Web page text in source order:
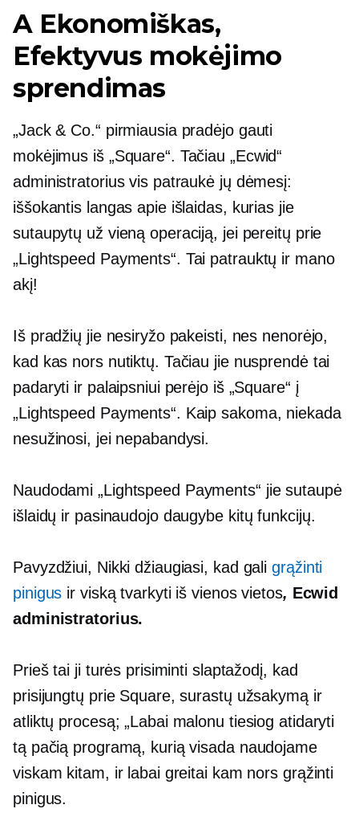
A Ekonomiškas,
Efektyvus mokėjimo
sprendimas
„Jack & Co.“ pirmiausia pradėjo gauti
mokėjimus iš „Square“. Tačiau „Ecwid“
administratorius vis patraukė jų dėmesį:
iššokantis langas apie išlaidas, kurias jie
sutaupytų už vieną operaciją, jei pereitų prie
„Lightspeed Payments“. Tai patrauktų ir mano
akį!
Iš pradžių jie nesiryžo pakeisti, nes nenorėjo,
kad kas nors nutiktų. Tačiau jie nusprendė tai
padaryti ir palaipsniui perėjo iš „Square“ į
„Lightspeed Payments“. Kaip sakoma, niekada
nesužinosi, jei nepabandysi.
Naudodami „Lightspeed Payments“ jie sutaupė
išlaidų ir pasinaudojo daugybe kitų funkcijų.
Pavyzdžiui, Nikki džiaugiasi, kad galigrąžinti
pinigus ir viską tvarkyti iš vienos vietos, Ecwid
administratorius.
Prieš tai ji turės prisiminti slaptažodį, kad
prisijungtų prie Square, surastų užsakymą ir
atliktų procesą; „Labai malonu tiesiog atidaryti
tą pačią programą, kurią visada naudojame
viskam kitam, ir labai greitai kam nors grąžinti
pinigus.